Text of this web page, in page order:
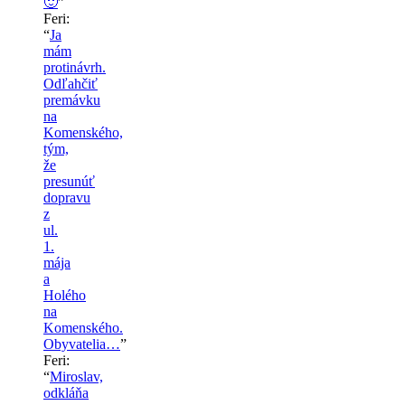
Feri:
“Ja
mám
protinávrh.
Odľahčiť
premávku
na
Komenského,
tým,
že
presunúť
dopravu
z
ul.
1.
mája
a
Holého
na
Komenského.
Obyvatelia…”
Feri:
“Miroslav,
odkláňa